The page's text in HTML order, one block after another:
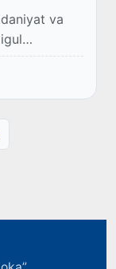
va
Tijorat